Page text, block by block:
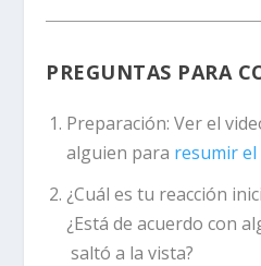
PREGUNTAS PARA
Preparación: Ver el
alguien para resumir el
¿Cuál es tu reacción
¿Está de acuerdo con
saltó a la vista?